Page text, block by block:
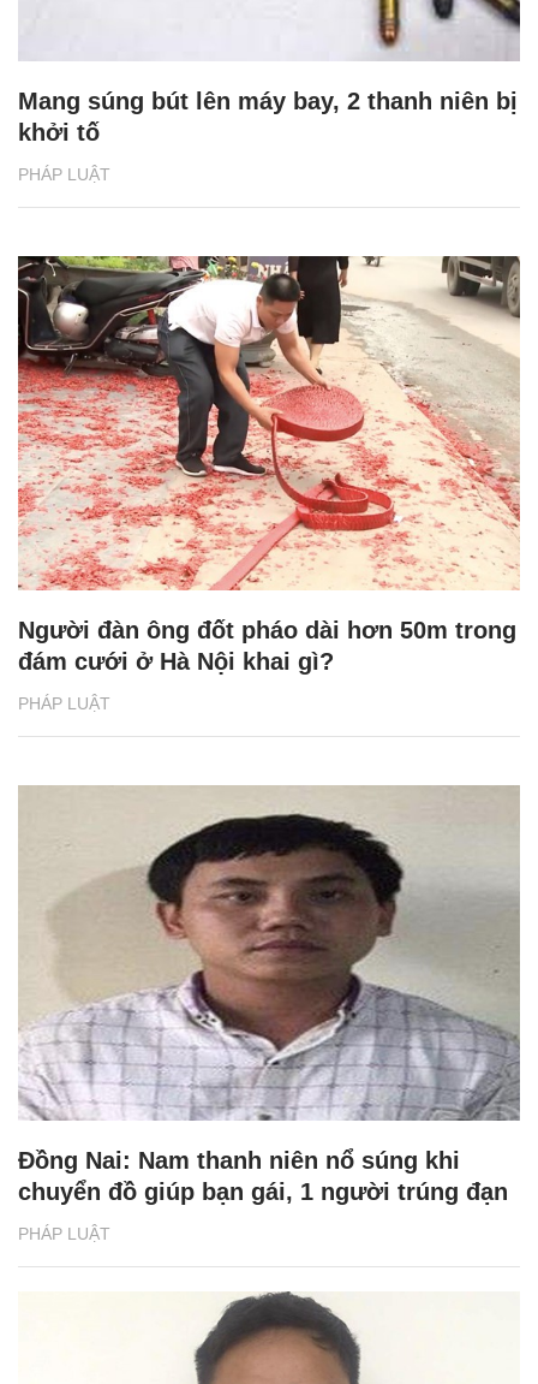
PHÁP LUẬT
Mang súng bút lên máy bay, 2 thanh niên bị
khởi tố
PHÁP LUẬT
Người đàn ông đốt pháo dài hơn 50m trong
đám cưới ở Hà Nội khai gì?
PHÁP LUẬT
Đồng Nai: Nam thanh niên nổ súng khi
chuyển đồ giúp bạn gái, 1 người trúng đạn